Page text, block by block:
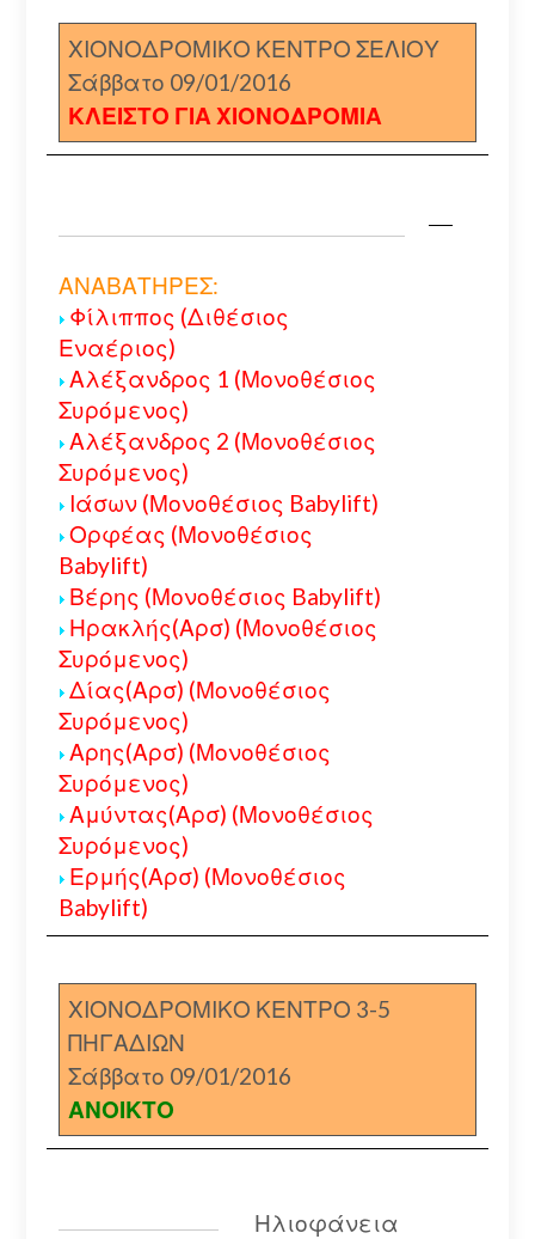
ΧΙΟΝΟΔΡΟΜΙΚΟ ΚΕΝΤΡΟ ΣΕΛΙΟΥ
Σάββατο 09/01/2016
ΚΛΕΙΣΤΟ ΓΙΑ ΧΙΟΝΟΔΡΟΜΙΑ
ΑΝΑΒΑΤΗΡΕΣ:
Φίλιππος (Διθέσιος
Εναέριος)
Αλέξανδρος 1 (Μονοθέσιος
Συρόμενος)
Αλέξανδρος 2 (Μονοθέσιος
Συρόμενος)
Ιάσων (Μονοθέσιος Babylift)
Ορφέας (Μονοθέσιος
Babylift)
Βέρης (Μονοθέσιος Babylift)
Ηρακλής(Αρσ) (Μονοθέσιος
Συρόμενος)
Δίας(Αρσ) (Μονοθέσιος
Συρόμενος)
Αρης(Αρσ) (Μονοθέσιος
Συρόμενος)
Αμύντας(Αρσ) (Μονοθέσιος
Συρόμενος)
Ερμής(Αρσ) (Μονοθέσιος
Babylift)
ΧΙΟΝΟΔΡΟΜΙΚΟ ΚΕΝΤΡΟ 3-5
ΠΗΓΑΔΙΩΝ
Σάββατο 09/01/2016
ΑΝΟΙΚΤΟ
Ηλιοφάνεια